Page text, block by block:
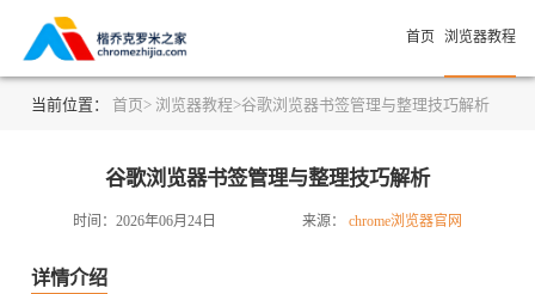
首页 浏览器教程
当前位置： 首页> 浏览器教程>谷歌浏览器书签管理与整理技巧解析
谷歌浏览器书签管理与整理技巧解析
时间：2026年06月24日 来源： chrome浏览器官网
详情介绍